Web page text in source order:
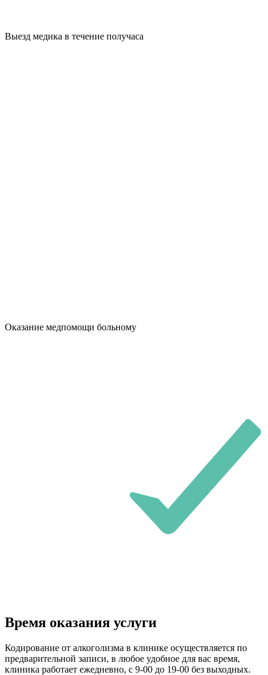
Выезд медика в течение получаса
Оказание медпомощи больному
Время оказания услуги
Кодирование от алкоголизма в клинике осуществляется по
предварительной записи, в любое удобное для вас время,
клиника работает ежедневно, с 9-00 до 19-00 без выходных.